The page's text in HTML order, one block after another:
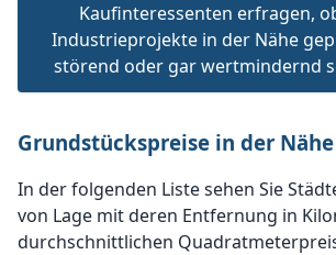
Kaufinteressenten erfragen,
Industrieprojekte in der Nähe
störend oder gar wertmindernd
Grundstückspreise in der
In der folgenden Liste sehen Sie
von Lage mit deren Entfernung in
durchschnittlichen